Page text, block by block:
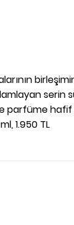
serin
parfüme hafif
1.950 TL